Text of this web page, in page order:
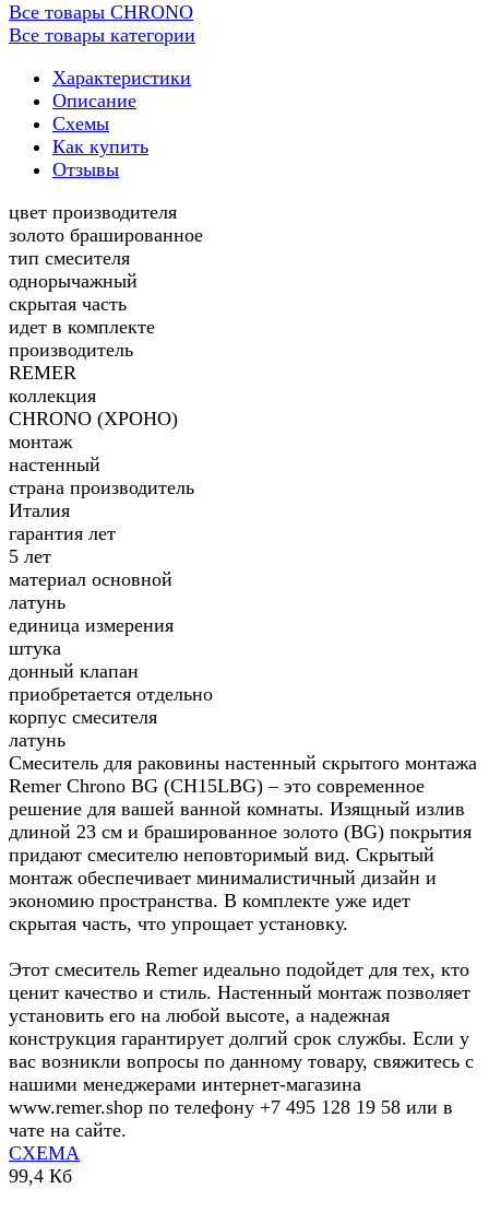
Все товары CHRONO
Все товары категории
Характеристики
Описание
Схемы
Как купить
Отзывы
цвет производителя
золото брашированное
тип смесителя
однорычажный
скрытая часть
идет в комплекте
производитель
REMER
коллекция
CHRONO (ХРОНО)
монтаж
настенный
страна производитель
Италия
гарантия лет
5 лет
материал основной
латунь
единица измерения
штука
донный клапан
приобретается отдельно
корпус смесителя
латунь
Смеситель для раковины настенный скрытого монтажа
Remer Chrono BG (CH15LBG) – это современное
решение для вашей ванной комнаты. Изящный излив
длиной 23 см и брашированное золото (BG) покрытия
придают смесителю неповторимый вид. Скрытый
монтаж обеспечивает минималистичный дизайн и
экономию пространства. В комплекте уже идет
скрытая часть, что упрощает установку.
Этот смеситель Remer идеально подойдет для тех, кто
ценит качество и стиль. Настенный монтаж позволяет
установить его на любой высоте, а надежная
конструкция гарантирует долгий срок службы. Если у
вас возникли вопросы по данному товару, свяжитесь с
нашими менеджерами интернет-магазина
www.remer.shop по телефону +7 495 128 19 58 или в
чате на сайте.
СХЕМА
99,4 Кб